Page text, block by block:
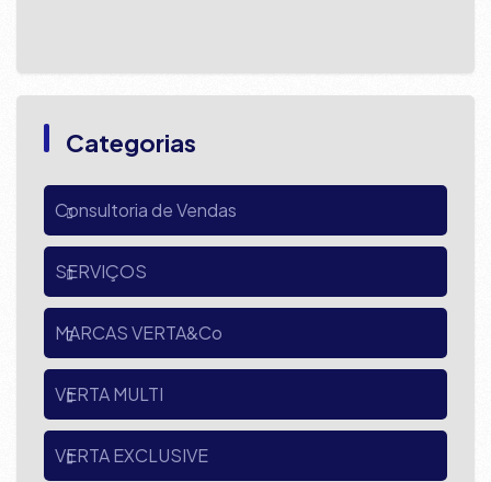
Categorias
Consultoria de Vendas
SERVIÇOS
MARCAS VERTA&Co
VERTA MULTI
VERTA EXCLUSIVE